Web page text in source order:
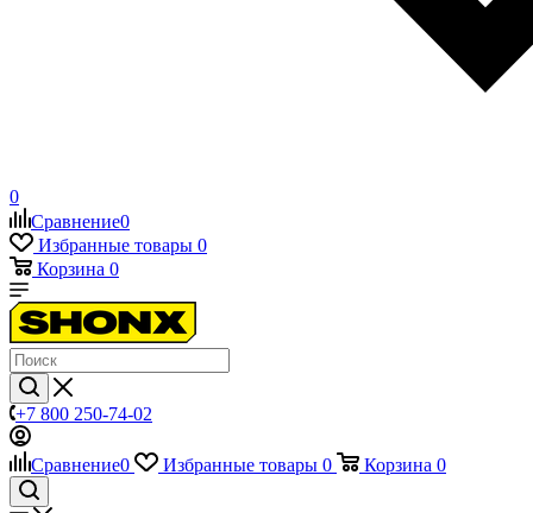
0
Сравнение0
Избранные товары 0
Корзина 0
+7 800 250-74-02
Сравнение0 Избранные товары 0 Корзина 0